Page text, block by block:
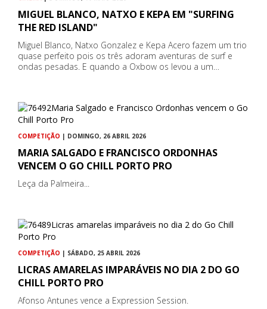
MIGUEL BLANCO, NATXO E KEPA EM "SURFING
THE RED ISLAND"
Miguel Blanco, Natxo Gonzalez e Kepa Acero fazem um trio
quase perfeito pois os três adoram aventuras de surf e
ondas pesadas. E quando a Oxbow os levou a um…
COMPETIÇÃO | DOMINGO, 26 ABRIL 2026
MARIA SALGADO E FRANCISCO ORDONHAS
VENCEM O GO CHILL PORTO PRO
Leça da Palmeira...
COMPETIÇÃO | SÁBADO, 25 ABRIL 2026
LICRAS AMARELAS IMPARÁVEIS NO DIA 2 DO GO
CHILL PORTO PRO
Afonso Antunes vence a Expression Session.